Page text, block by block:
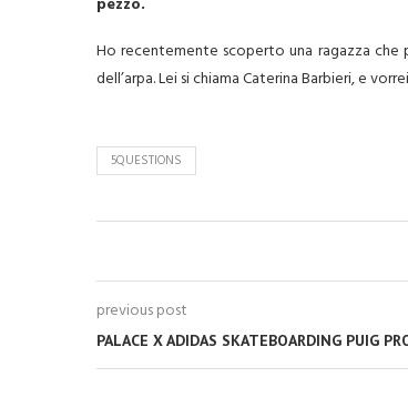
Ho recentemente scoperto una ragazza
dell’arpa. Lei si chiama Caterina Barbieri, e
5QUESTIONS
previous post
PALACE X ADIDAS SKATEBOARDING PUIG